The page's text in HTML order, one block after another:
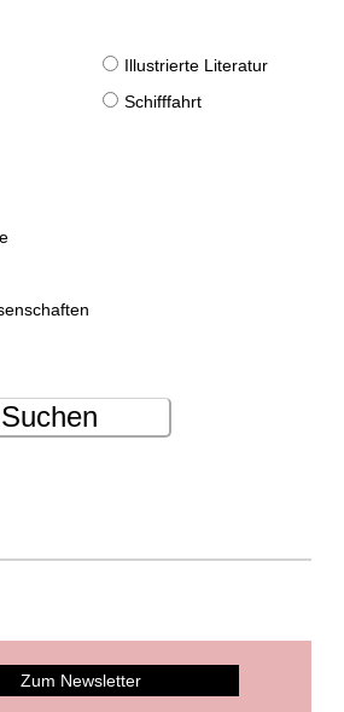
Illustrierte Literatur
Schifffahrt
Suchen
Zum Newsletter